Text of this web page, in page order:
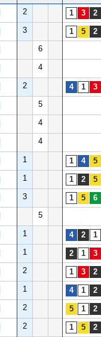
2
3
6
4
2
5
4
4
1
1
3
5
1
1
2
1
2
2